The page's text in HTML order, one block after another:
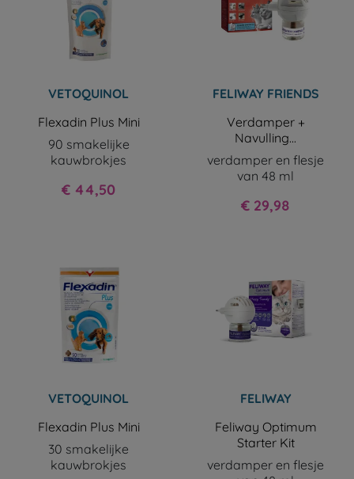
VETOQUINOL
Flexadin Plus Mini
90 smakelijke
kauwbrokjes
Prijs
€ 44,50
FELIWAY FRIENDS
Verdamper +
Navulling...
verdamper en flesje
van 48 ml
Prijs
€ 29,98
VETOQUINOL
Flexadin Plus Mini
30 smakelijke
kauwbrokjes
FELIWAY
Feliway Optimum
Starter Kit
verdamper en flesje